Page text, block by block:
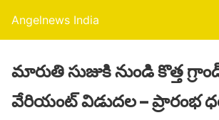
Angelnews India
మారుతి సుజుకి నుండి కొత్త
వేరియంట్ విడుదల – ప్రారంభ